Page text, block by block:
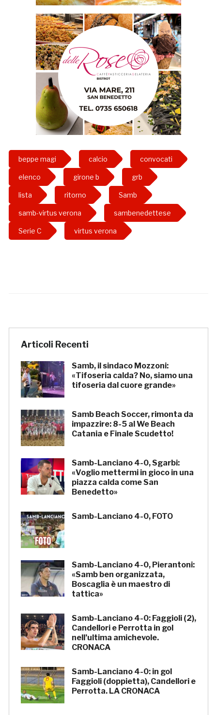
beppe magi calcio convocati
elenco girone b grb
lista ritorno Samb
samb-virtus verona sambenedettese
Serie C virtus verona
Articoli Recenti
Samb, il sindaco Mozzoni:
«Tifoseria calda? No, siamo una
tifoseria dal cuore grande»
Samb Beach Soccer, rimonta da
impazzire: 8-5 al We Beach
Catania e Finale Scudetto!
Samb-Lanciano 4-0, Sgarbi:
«Voglio mettermi in gioco in una
piazza calda come San
Benedetto»
Samb-Lanciano 4-0, FOTO
Samb-Lanciano 4-0, Pierantoni:
«Samb ben organizzata,
Boscaglia è un maestro di
tattica»
Samb-Lanciano 4-0: Faggioli (2),
Candellori e Perrotta in gol
nell’ultima amichevole.
CRONACA
Samb-Lanciano 4-0: in gol
Faggioli (doppietta), Candellori e
Perrotta. LA CRONACA